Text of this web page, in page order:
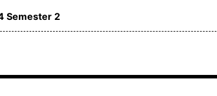
Semester 2